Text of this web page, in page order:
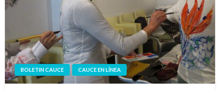
BOLETIN CAUCE CAUCE EN LÍNEA